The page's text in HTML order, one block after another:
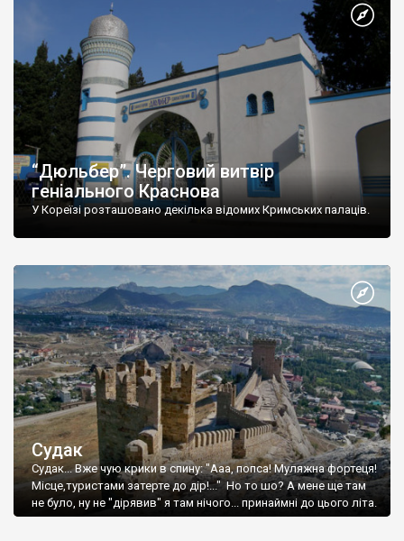
“Дюльбер”. Черговий витвір
геніального Краснова
У Кореїзі розташовано декілька відомих Кримських палаців.
Судак
Судак... Вже чую крики в спину: "Ааа, попса! Муляжна фортеця!
Місце,туристами затерте до дір!..." Но то шо? А мене ще там
не було, ну не "дірявив" я там нічого... принаймні до цього літа.